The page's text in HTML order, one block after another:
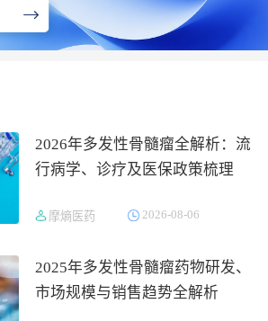
2026年多发性骨髓瘤全解析：流
行病学、诊疗及医保政策梳理
摩熵医药 2026-08-06
2025年多发性骨髓瘤药物研发、
市场规模与销售趋势全解析